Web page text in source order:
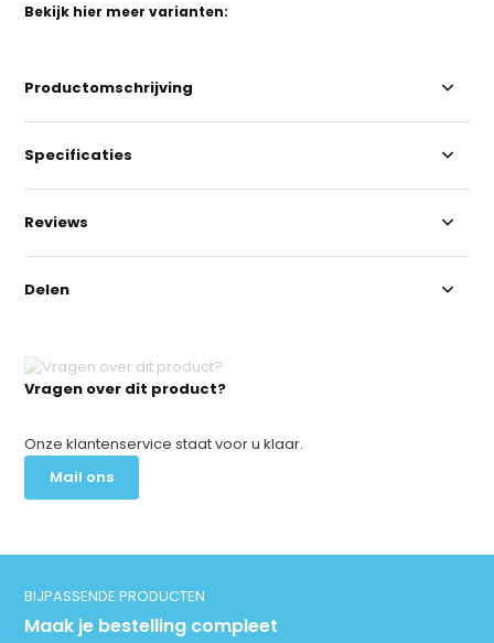
Bekijk hier meer varianten:
Vragen over dit product?
Onze klantenservice staat voor u klaar.
Mail ons
Productomschrijving
Specificaties
Reviews
Delen
BIJPASSENDE PRODUCTEN
Maak je bestelling compleet